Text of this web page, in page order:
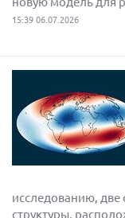
15:39 06.07.2026
исследованию, две
структуры,